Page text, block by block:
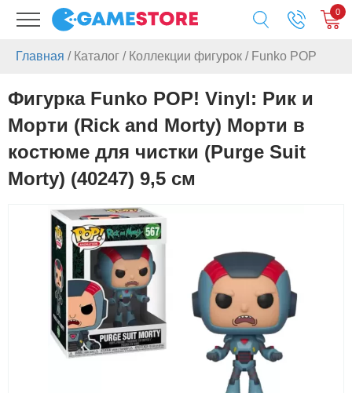
0
Главная / Каталог / Коллекции фигурок / Funko POP
Фигурка Funko POP! Vinyl: Рик и
Морти (Rick and Morty) Морти в
костюме для чистки (Purge Suit
Morty) (40247) 9,5 см